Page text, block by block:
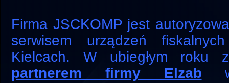
Firma JSCKOMP jest
serwisem urządzeń
Kielcach. W ubiegłym roku
partnerem firmy Elzab w